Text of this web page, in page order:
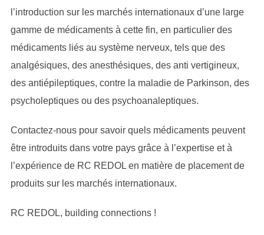
l’introduction sur les marchés internationaux d’une large
gamme de médicaments à cette fin, en particulier des
médicaments liés au système nerveux, tels que des
analgésiques, des anesthésiques, des anti vertigineux,
des antiépileptiques, contre la maladie de Parkinson, des
psycholeptiques ou des psychoanaleptiques.
Contactez-nous pour savoir quels médicaments peuvent
être introduits dans votre pays grâce à l’expertise et à
l’expérience de RC REDOL en matière de placement de
produits sur les marchés internationaux.
RC REDOL, building connections !